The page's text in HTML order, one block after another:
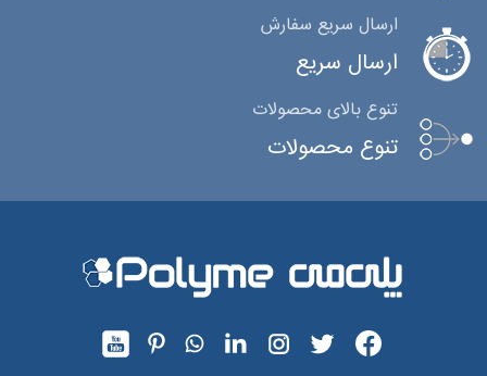
ارسال سریع سفارش
ارسال سریع
تنوع بالای محصولات
تنوع محصولات